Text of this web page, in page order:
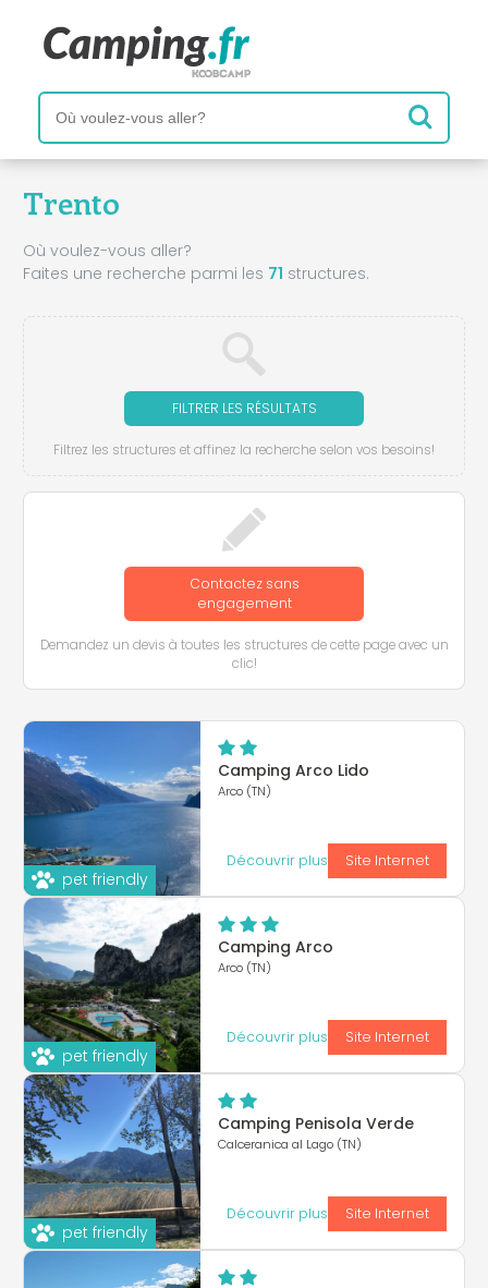
Trento
Où voulez-vous aller?
Faites une recherche parmi les 71 structures.
FILTRER LES RÉSULTATS
Filtrez les structures et affinez la recherche selon vos besoins!
Contactez sans
engagement
Demandez un devis à toutes les structures de cette page avec un
clic!
pet friendly
Camping Arco Lido
Arco (TN)
Découvrir plus Site Internet
pet friendly
Camping Arco
Arco (TN)
Découvrir plus Site Internet
pet friendly
Camping Penisola Verde
Calceranica al Lago (TN)
Découvrir plus Site Internet